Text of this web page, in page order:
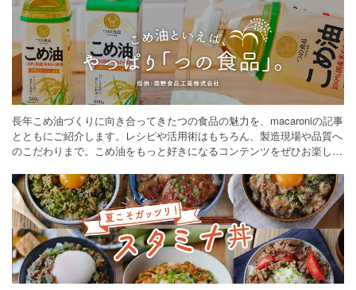
長年こめ油づくりに向き合ってきたつの食品の魅力を、macaroniの記事
とともにご紹介します。レシピや活用術はもちろん、製造現場や品質へ
のこだわりまで。こめ油をもっと好きになるコンテンツをぜひお楽しみ